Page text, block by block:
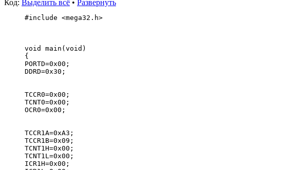
Код: Выделить всё • Развернуть
#include <mega32.h>
void main(void)
{
PORTD=0x00;
DDRD=0x30;
TCCR0=0x00;
TCNT0=0x00;
OCR0=0x00;
TCCR1A=0xA3;
TCCR1B=0x09;
TCNT1H=0x00;
TCNT1L=0x00;
ICR1H=0x00;